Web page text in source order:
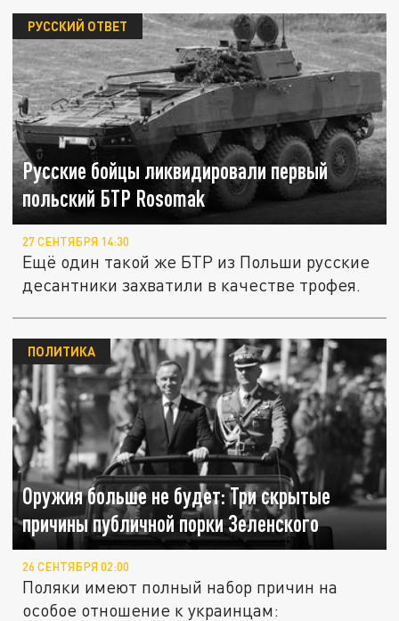
Русские бойцы ликвидировали первый
польский БТР Rosomak
РУССКИЙ ОТВЕТ
27 СЕНТЯБРЯ 14:30
Ещё один такой же БТР из Польши русские
десантники захватили в качестве трофея.
Оружия больше не будет: Три скрытые
причины публичной порки Зеленского
ПОЛИТИКА
26 СЕНТЯБРЯ 02:00
Поляки имеют полный набор причин на
особое отношение к украинцам: